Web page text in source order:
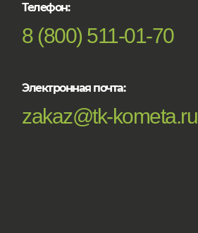
8 (800) 511-01-70
zakaz@tk-kometa.ru
Телефон:
Электронная почта: